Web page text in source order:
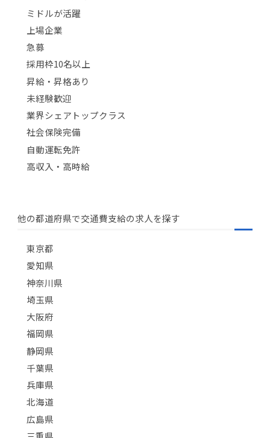
ミドルが活躍
上場企業
急募
採用枠10名以上
昇給・昇格あり
未経験歓迎
業界シェアトップクラス
社会保険完備
自動運転免許
高収入・高時給
他の都道府県で交通費支給の求人を探す
東京都
愛知県
神奈川県
埼玉県
大阪府
福岡県
静岡県
千葉県
兵庫県
北海道
広島県